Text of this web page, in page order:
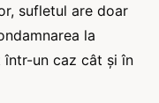
sufletul are doar
la
într-un caz cât și în